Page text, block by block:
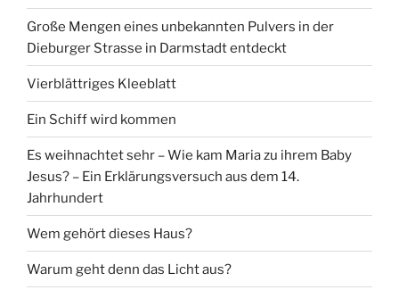
Große Mengen eines unbekannten Pulvers in der
Dieburger Strasse in Darmstadt entdeckt
Vierblättriges Kleeblatt
Ein Schiff wird kommen
Es weihnachtet sehr – Wie kam Maria zu ihrem Baby
Jesus? – Ein Erklärungsversuch aus dem 14.
Jahrhundert
Wem gehört dieses Haus?
Warum geht denn das Licht aus?